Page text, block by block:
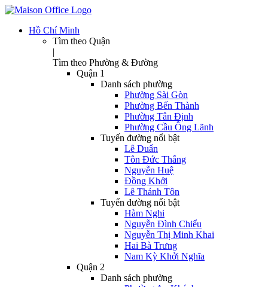
Hồ Chí Minh
Tìm theo Quận
|
Tìm theo Phường & Đường
Quận 1
Danh sách phường
Phường Sài Gòn
Phường Bến Thành
Phường Tân Định
Phường Cầu Ông Lãnh
Tuyến đường nổi bật
Lê Duẩn
Tôn Đức Thắng
Nguyễn Huệ
Đồng Khởi
Lê Thánh Tôn
Tuyến đường nổi bật
Hàm Nghi
Nguyễn Đình Chiểu
Nguyễn Thị Minh Khai
Hai Bà Trưng
Nam Kỳ Khởi Nghĩa
Quận 2
Danh sách phường